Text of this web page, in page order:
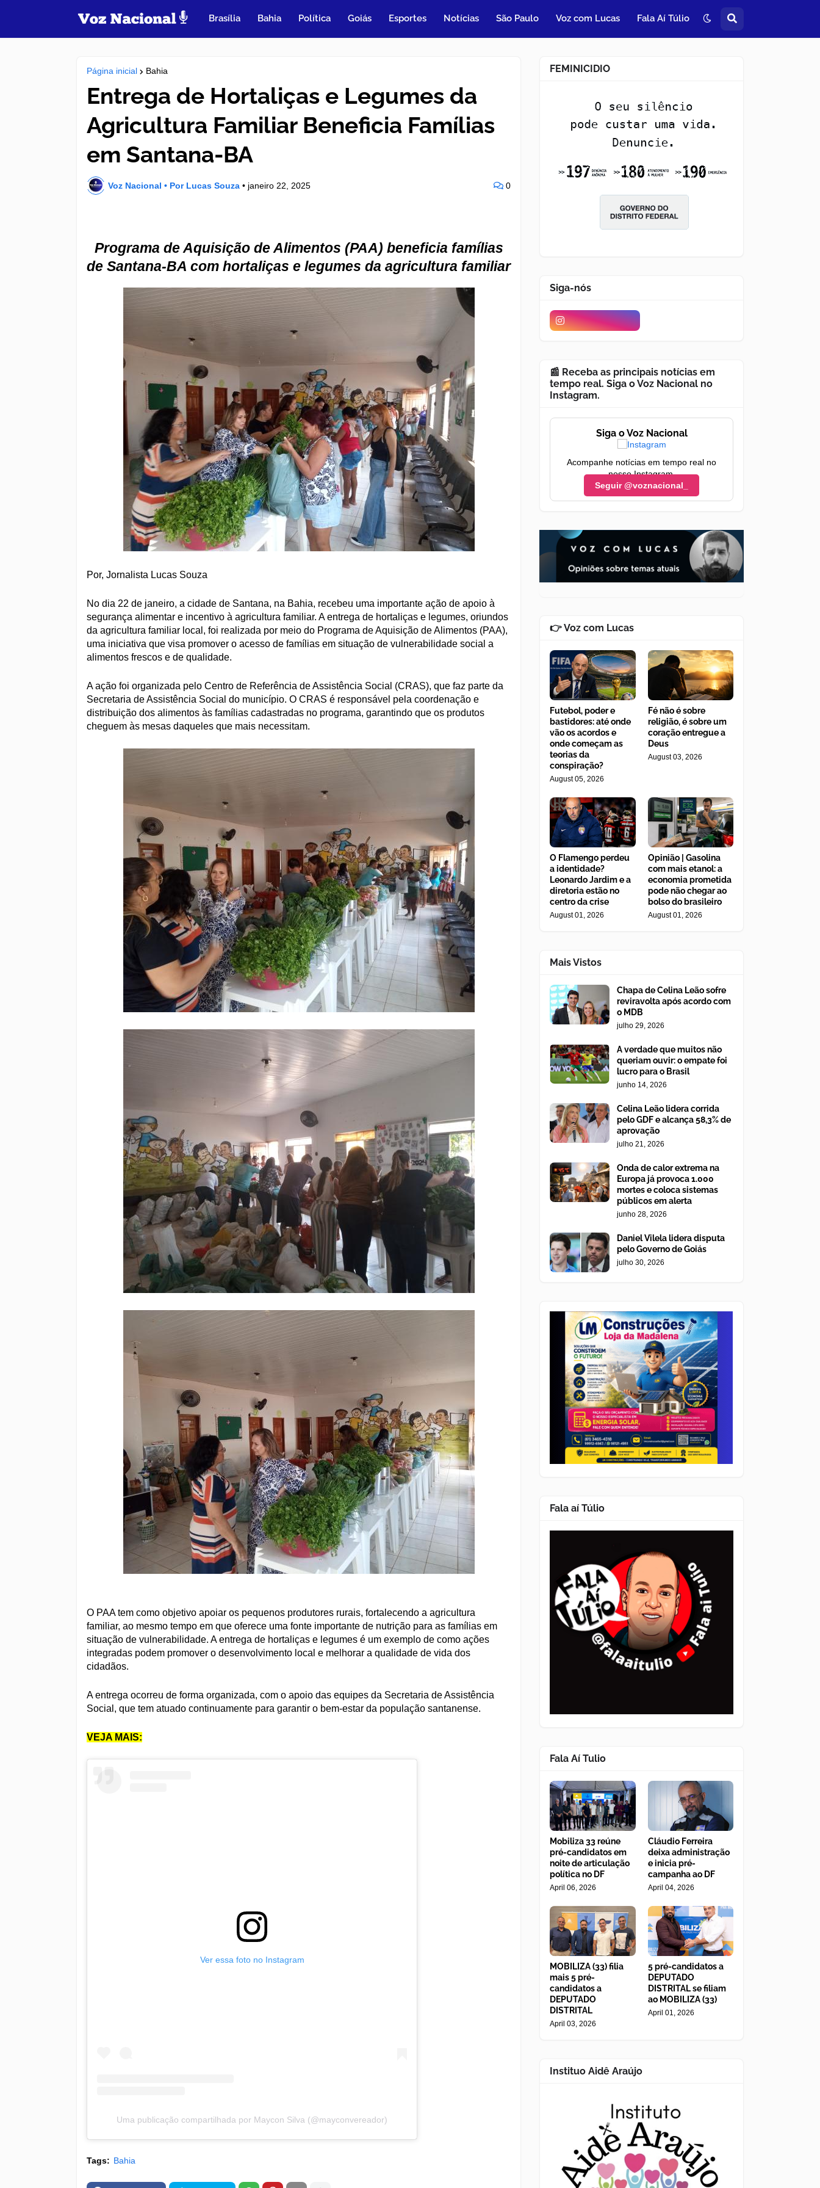
Brasília Bahia Política Goiás Esportes Notícias São Paulo Voz com Lucas Fala Aí Túlio
Página inicial Bahia
Entrega de Hortaliças e Legumes da
Agricultura Familiar Beneficia Famílias
em Santana-BA
Voz Nacional • Por Lucas Souza • janeiro 22, 2025 0
Programa de Aquisição de Alimentos (PAA) beneficia famílias
de Santana-BA com hortaliças e legumes da agricultura familiar
Por, Jornalista Lucas Souza
No dia 22 de janeiro, a cidade de Santana, na Bahia, recebeu uma importante ação de apoio à
segurança alimentar e incentivo à agricultura familiar. A entrega de hortaliças e legumes, oriundos
da agricultura familiar local, foi realizada por meio do Programa de Aquisição de Alimentos (PAA),
uma iniciativa que visa promover o acesso de famílias em situação de vulnerabilidade social a
alimentos frescos e de qualidade.
A ação foi organizada pelo Centro de Referência de Assistência Social (CRAS), que faz parte da
Secretaria de Assistência Social do município. O CRAS é responsável pela coordenação e
distribuição dos alimentos às famílias cadastradas no programa, garantindo que os produtos
cheguem às mesas daqueles que mais necessitam.
O PAA tem como objetivo apoiar os pequenos produtores rurais, fortalecendo a agricultura
familiar, ao mesmo tempo em que oferece uma fonte importante de nutrição para as famílias em
situação de vulnerabilidade. A entrega de hortaliças e legumes é um exemplo de como ações
integradas podem promover o desenvolvimento local e melhorar a qualidade de vida dos
cidadãos.
A entrega ocorreu de forma organizada, com o apoio das equipes da Secretaria de Assistência
Social, que tem atuado continuamente para garantir o bem-estar da população santanense.
VEJA MAIS:
Ver essa foto no Instagram
Uma publicação compartilhada por Maycon Silva (@mayconvereador)
Tags: Bahia
FEMINICIDIO
Siga-nós
📰 Receba as principais notícias em
tempo real. Siga o Voz Nacional no
Instagram.
Siga o Voz Nacional
Acompanhe notícias em tempo real no
nosso Instagram.
Seguir @voznacional_
👉 Voz com Lucas
Futebol, poder e
bastidores: até onde
vão os acordos e
onde começam as
teorias da
conspiração?
August 05, 2026
Fé não é sobre
religião, é sobre um
coração entregue a
Deus
August 03, 2026
O Flamengo perdeu
a identidade?
Leonardo Jardim e a
diretoria estão no
centro da crise
August 01, 2026
Opinião | Gasolina
com mais etanol: a
economia prometida
pode não chegar ao
bolso do brasileiro
August 01, 2026
Mais Vistos
Chapa de Celina Leão sofre
reviravolta após acordo com
o MDB
julho 29, 2026
A verdade que muitos não
queriam ouvir: o empate foi
lucro para o Brasil
junho 14, 2026
Celina Leão lidera corrida
pelo GDF e alcança 58,3% de
aprovação
julho 21, 2026
Onda de calor extrema na
Europa já provoca 1.000
mortes e coloca sistemas
públicos em alerta
junho 28, 2026
Daniel Vilela lidera disputa
pelo Governo de Goiás
julho 30, 2026
Fala aí Túlio
Fala Aí Tulio
Mobiliza 33 reúne
pré-candidatos em
noite de articulação
política no DF
April 06, 2026
Cláudio Ferreira
deixa administração
e inicia pré-
campanha ao DF
April 04, 2026
MOBILIZA (33) filia
mais 5 pré-
candidatos a
DEPUTADO
DISTRITAL
April 03, 2026
5 pré-candidatos a
DEPUTADO
DISTRITAL se filiam
ao MOBILIZA (33)
April 01, 2026
Instituo Aidê Araújo